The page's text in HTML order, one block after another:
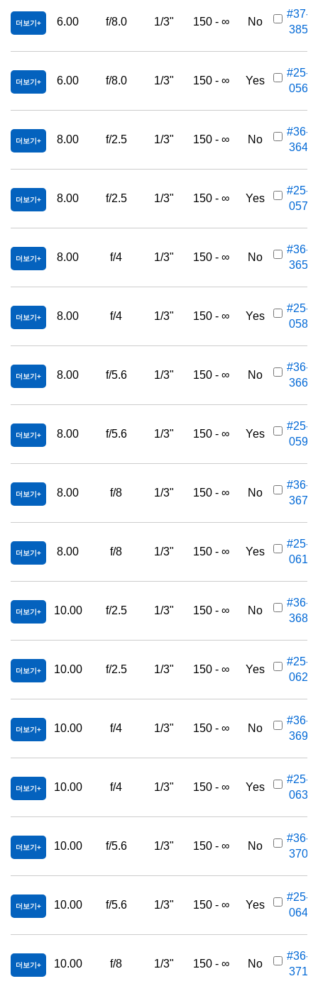
더보기 6.00 f/8.0 1/3" 150 - ∞ No
#37-
385
더보기 6.00 f/8.0 1/3" 150 - ∞ Yes
#25-
056
더보기 8.00 f/2.5 1/3" 150 - ∞ No
#36-
364
더보기 8.00 f/2.5 1/3" 150 - ∞ Yes
#25-
057
더보기 8.00 f/4 1/3" 150 - ∞ No
#36-
365
더보기 8.00 f/4 1/3" 150 - ∞ Yes
#25-
058
더보기 8.00 f/5.6 1/3" 150 - ∞ No
#36-
366
더보기 8.00 f/5.6 1/3" 150 - ∞ Yes
#25-
059
더보기 8.00 f/8 1/3" 150 - ∞ No
#36-
367
더보기 8.00 f/8 1/3" 150 - ∞ Yes
#25-
061
더보기 10.00 f/2.5 1/3" 150 - ∞ No
#36-
368
더보기 10.00 f/2.5 1/3" 150 - ∞ Yes
#25-
062
더보기 10.00 f/4 1/3" 150 - ∞ No
#36-
369
더보기 10.00 f/4 1/3" 150 - ∞ Yes
#25-
063
더보기 10.00 f/5.6 1/3" 150 - ∞ No
#36-
370
더보기 10.00 f/5.6 1/3" 150 - ∞ Yes
#25-
064
더보기 10.00 f/8 1/3" 150 - ∞ No
#36-
371